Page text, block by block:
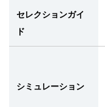
セレクションガイ
ド
シミュレーション